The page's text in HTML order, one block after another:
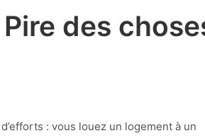
des
: vous louez un logement à un